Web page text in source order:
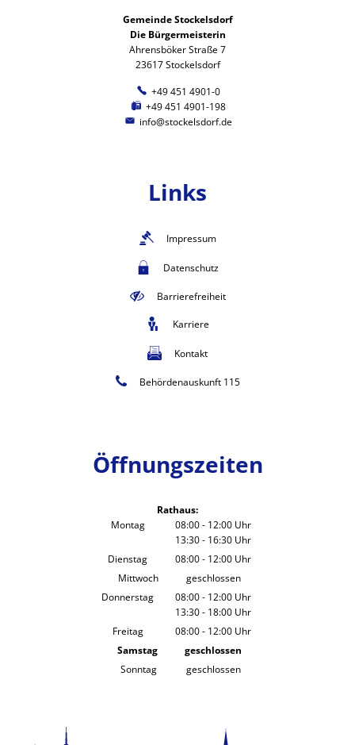
Gemeinde Stockelsdorf
Die Bürgermeisterin
Ahrensböker Straße 7
23617 Stockelsdorf
+49 451 4901-0
+49 451 4901-198
info@stockelsdorf.de
Links
Impressum
Datenschutz
Barrierefreiheit
Karriere
Kontakt
Behördenauskunft 115
Öffnungszeiten
Rathaus:
Montag
08:00- 12:00 Uhr
Von 08:00 bis 12:00 Uhr
13:30- 16:30 Uhr
Von 13:30 bis 16:30 Uhr
Dienstag 08:00- 12:00 Uhr
Von 08:00 bis 12:00 Uhr
Mittwoch
geschlossen
Donnerstag
08:00- 12:00 Uhr
Von 08:00 bis 12:00 Uhr
13:30- 18:00 Uhr
Von 13:30 bis 18:00 Uhr
Freitag 08:00- 12:00 Uhr
Von 08:00 bis 12:00 Uhr
Samstag
geschlossen
Sonntag
geschlossen